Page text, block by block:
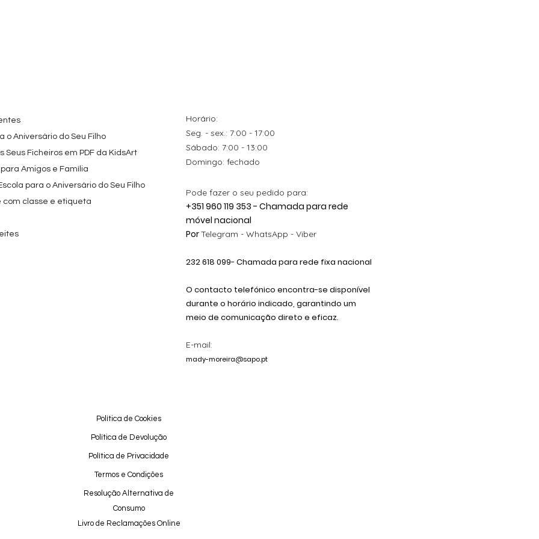
o Aniversário do Seu Filho
Seus Ficheiros em PDF da KidsArt
Amigos e Família
para o Aniversário do Seu Filho
com classe e etiqueta
Horário:
Seg. - sex.: 7:00 - 17:00
​​Sábado: 7:00 - 13:00
​Domingo: fechado
Pode fazer o seu pedido para:
+351 960 119 353 - Chamada para rede
móvel nacional
PorTelegram - WhatsApp - Viber
232 618 099- Chamada para rede fixa nacional
O contacto telefónico encontra-se disponível
durante o horário indicado, garantindo um
meio de comunicação direto e eficaz.
E-mail:
mady-moreira@sapo.pt
Política de Cookies
Política de Devolução
Política de Privacidade
Termos e Condições
Resolução Alternativa de
Consumo
Livro de Reclamações Online